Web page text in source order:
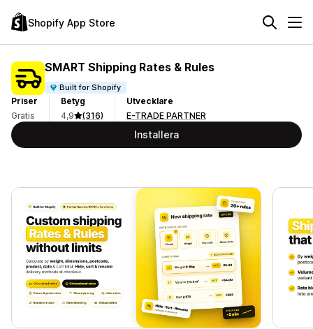
Shopify App Store
SMART Shipping Rates & Rules
Built for Shopify
Priser
Gratis
Betyg
4,9
(316)
Utvecklare
E-TRADE PARTNER
Installera